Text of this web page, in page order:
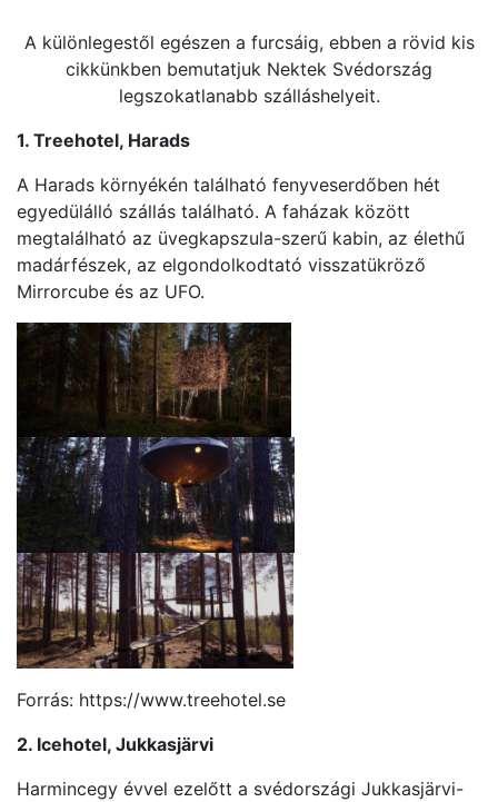
A különlegestől egészen a furcsáig, ebben a rövid kis
cikkünkben bemutatjuk Nektek Svédország
legszokatlanabb szálláshelyeit.
1. Treehotel, Harads
A Harads környékén található fenyveserdőben hét
egyedülálló szállás található. A faházak között
megtalálható az üvegkapszula-szerű kabin, az élethű
madárfészek, az elgondolkodtató visszatükröző
Mirrorcube és az UFO.
Forrás: https://www.treehotel.se
2. Icehotel, Jukkasjärvi
Harmincegy évvel ezelőtt a svédországi Jukkasjärvi-